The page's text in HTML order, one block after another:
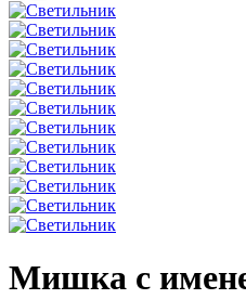
Мишка с